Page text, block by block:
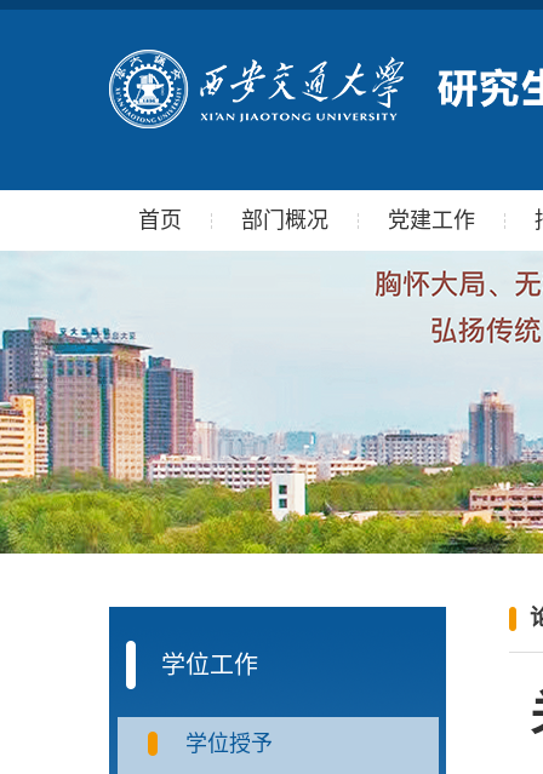
首页 部门概况 党建工作
学位工作
学位授予